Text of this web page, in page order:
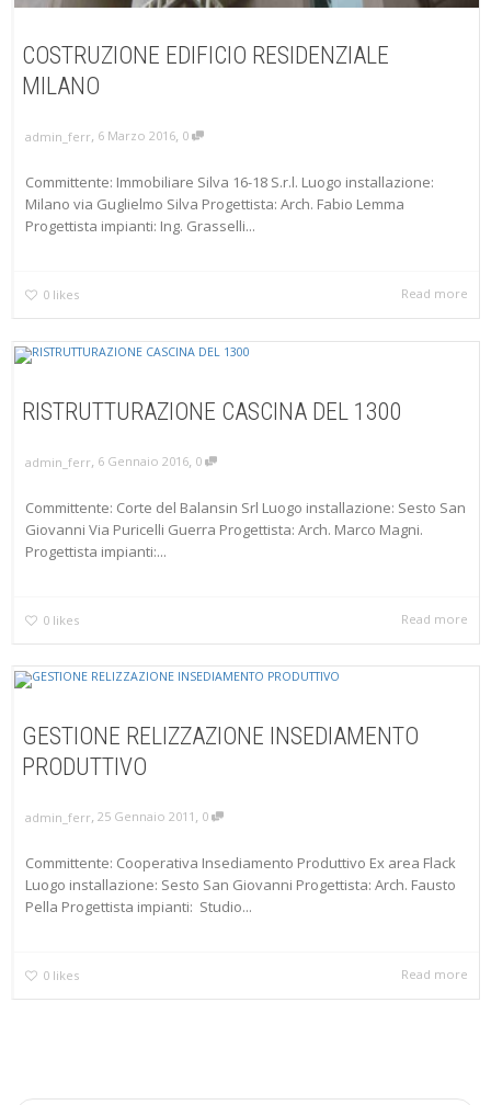
COSTRUZIONE EDIFICIO RESIDENZIALE
MILANO
admin_ferr, 6 Marzo 2016, 0
Committente: Immobiliare Silva 16-18 S.r.l. Luogo installazione:
Milano via Guglielmo Silva Progettista: Arch. Fabio Lemma
Progettista impianti: Ing. Grasselli...
0 likes Read more
RISTRUTTURAZIONE CASCINA DEL 1300
admin_ferr, 6 Gennaio 2016, 0
Committente: Corte del Balansin Srl Luogo installazione: Sesto San
Giovanni Via Puricelli Guerra Progettista: Arch. Marco Magni.
Progettista impianti:...
0 likes Read more
GESTIONE RELIZZAZIONE INSEDIAMENTO
PRODUTTIVO
admin_ferr, 25 Gennaio 2011 , 0
Committente: Cooperativa Insediamento Produttivo Ex area Flack
Luogo installazione: Sesto San Giovanni Progettista: Arch. Fausto
Pella Progettista impianti: Studio...
0 likes Read more